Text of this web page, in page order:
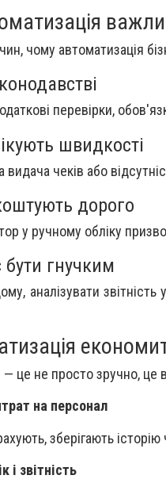
чому автоматизація
перевірки,
швидкості
видача чеків або
дорого
у ручному обліку
бути гнучким
аналізувати
це не просто зручно, це
на персонал
зберігають
звітність